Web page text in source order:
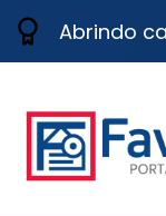
Abrindo